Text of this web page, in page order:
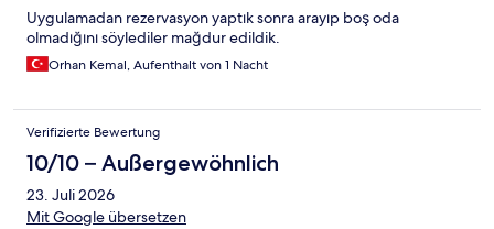
Uygulamadan rezervasyon yaptık sonra arayıp boş oda
olmadığını söylediler mağdur edildik.
Orhan Kemal, Aufenthalt von 1 Nacht
Verifizierte Bewertung
10/10 – Außergewöhnlich
23. Juli 2026
Mit Google übersetzen